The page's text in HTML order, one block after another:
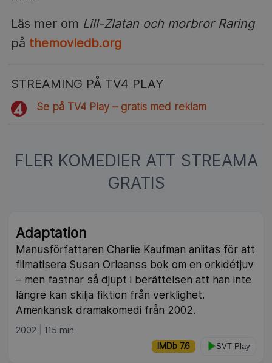
Läs mer om Lill-Zlatan och morbror Raring
på themoviedb.org
STREAMING PÅ TV4 PLAY
Se på TV4 Play – gratis med reklam
FLER KOMEDIER ATT STREAMA
GRATIS
Adaptation
Manusförfattaren Charlie Kaufman anlitas för att
filmatisera Susan Orleanss bok om en orkidétjuv
– men fastnar så djupt i berättelsen att han inte
längre kan skilja fiktion från verklighet.
Amerikansk dramakomedi från 2002.
2002 115 min
IMDb 7.6 SVT Play